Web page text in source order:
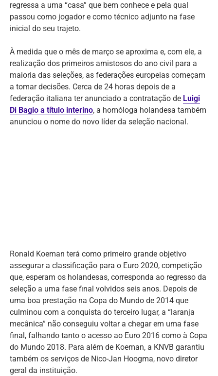
regressa a uma “casa” que bem conhece e pela qual
passou como jogador e como técnico adjunto na fase
inicial do seu trajeto.
À medida que o mês de março se aproxima e, com ele, a
realização dos primeiros amistosos do ano civil para a
maioria das seleções, as federações europeias começam
a tomar decisões. Cerca de 24 horas depois de a
federação italiana ter anunciado a contratação de Luigi
Di Bagio a título interino, a homóloga holandesa também
anunciou o nome do novo líder da seleção nacional.
Ronald Koeman terá como primeiro grande objetivo
assegurar a classificação para o Euro 2020, competição
que, esperam os holandesas, corresponda ao regresso da
seleção a uma fase final volvidos seis anos. Depois de
uma boa prestação na Copa do Mundo de 2014 que
culminou com a conquista do terceiro lugar, a “laranja
mecânica” não conseguiu voltar a chegar em uma fase
final, falhando tanto o acesso ao Euro 2016 como à Copa
do Mundo 2018. Para além de Koeman, a KNVB garantiu
também os serviços de Nico-Jan Hoogma, novo diretor
geral da instituição.